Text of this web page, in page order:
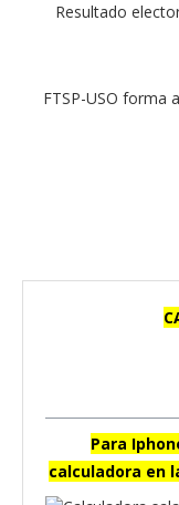
Resultado
FTSP-USO forma
Para
calculadora en